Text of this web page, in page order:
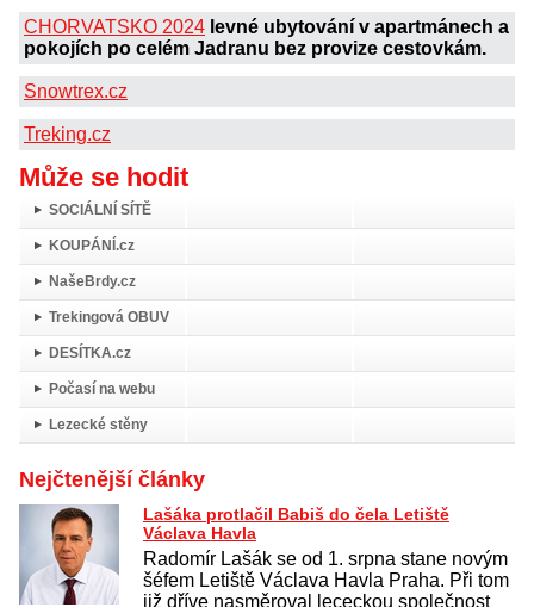
CHORVATSKO 2024 levné ubytování v apartmánech a
pokojích po celém Jadranu bez provize cestovkám.
Snowtrex.cz
Treking.cz
Může se hodit
SOCIÁLNÍ SÍTĚ
KOUPÁNÍ.cz
NašeBrdy.cz
Trekingová OBUV
DESÍTKA.cz
Počasí na webu
Lezecké stěny
Nejčtenější články
Lašáka protlačil Babiš do čela Letiště
Václava Havla
Radomír Lašák se od 1. srpna stane novým
šéfem Letiště Václava Havla Praha. Při tom
již dříve nasměroval lececkou společnost